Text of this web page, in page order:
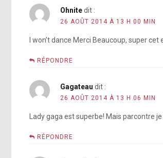
Ohnitedit :
26 AOÛT 2014 À 13 H 00 MIN
I won’t dance Merci Beaucoup, super cet
RÉPONDRE
Gagateau dit :
26 AOÛT 2014 À 13 H 06 MIN
Lady gaga est superbe! Mais parcontre
RÉPONDRE